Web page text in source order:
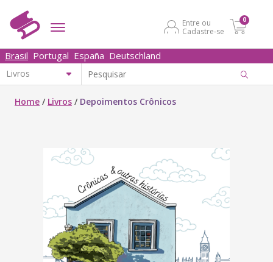
Entre ou
Cadastre-se
0
Brasil Portugal España Deutschland
Home / Livros / Depoimentos Crônicos